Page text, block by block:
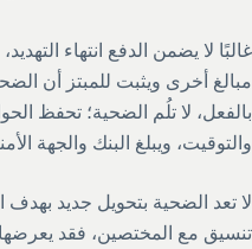
غالبًا لا يضمن الدفع انتهاء
مبالغ أخرى ويثبت للمبتز أن
بالفعل، لا تلُم الضحية؛ تحفظ
والتوقيت، ويبلغ البنك والجهة
لا تعد الضحية بتحويل جديد
تنسيق مع المختصين، فقد يعرضها